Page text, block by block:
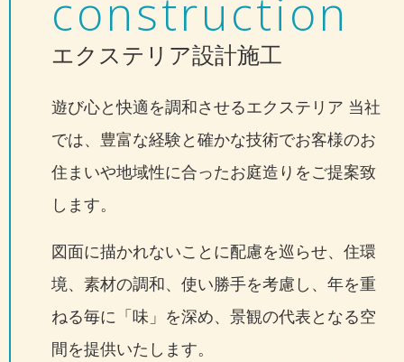
construction
エクステリア設計施工
遊び心と快適を調和させるエクステリア 当社
では、豊富な経験と確かな技術でお客様のお
住まいや地域性に合ったお庭造りをご提案致
します。
図面に描かれないことに配慮を巡らせ、住環
境、素材の調和、使い勝手を考慮し、年を重
ねる毎に「味」を深め、景観の代表となる空
間を提供いたします。